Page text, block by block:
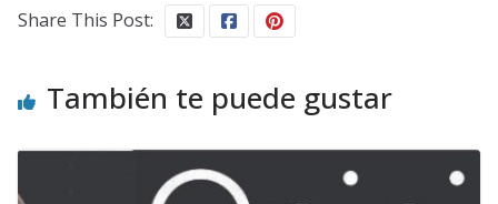
Share This Post:
También te puede gustar